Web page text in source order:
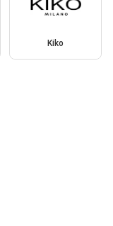
Kiko